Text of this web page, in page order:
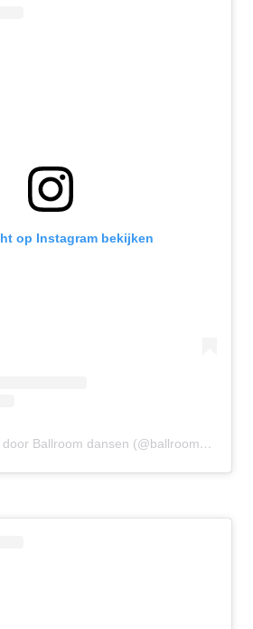
op Instagram bekijken
Een bericht gedeeld door Ballroom dansen (@ballroomdansen)